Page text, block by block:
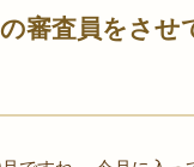
審査員をさせ